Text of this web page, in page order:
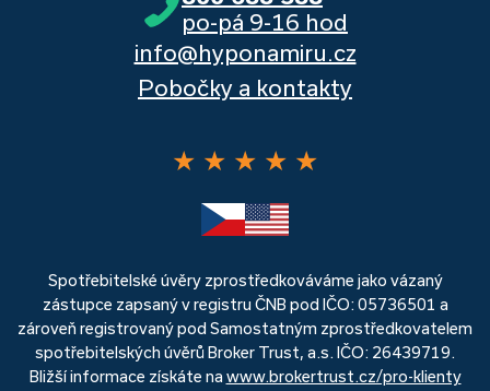
po-pá 9-16 hod
info@hyponamiru.cz
Pobočky a kontakty
★ ★ ★ ★ ★
Spotřebitelské úvěry zprostředkováváme jako vázaný
zástupce zapsaný v registru ČNB pod IČO: 05736501 a
zároveň registrovaný pod Samostatným zprostředkovatelem
spotřebitelských úvěrů Broker Trust, a.s. IČO: 26439719.
Bližší informace získáte na www.brokertrust.cz/pro-klienty